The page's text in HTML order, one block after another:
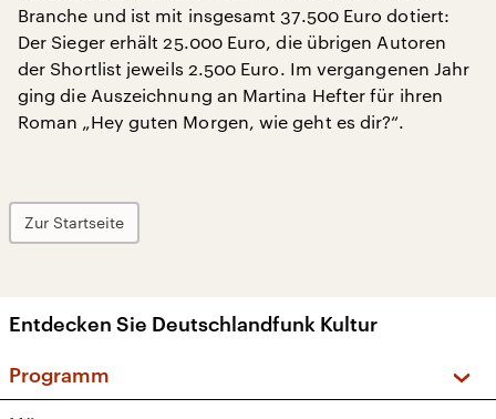
Branche und ist mit insgesamt 37.500 Euro dotiert:
Der Sieger erhält 25.000 Euro, die übrigen Autoren
der Shortlist jeweils 2.500 Euro. Im vergangenen Jahr
ging die Auszeichnung an Martina Hefter für ihren
Roman „Hey guten Morgen, wie geht es dir?“.
Zur Startseite
Entdecken Sie Deutschlandfunk Kultur
Programm